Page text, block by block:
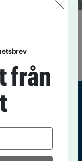
år på ANDT-
fler delar av
116 33 Stockholm
från